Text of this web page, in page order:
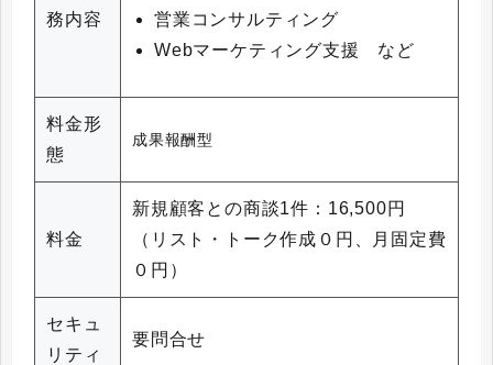
務内容
営業コンサルティング
Webマーケティング支援 など
料金形
態
成果報酬型
料金
新規顧客との商談1件：16,500円
（リスト・トーク作成０円、月固定費
０円）
セキュ
リティ
要問合せ